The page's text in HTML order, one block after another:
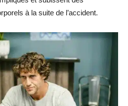
à la suite de l’accident.